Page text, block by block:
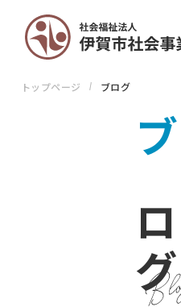
トップページ ブログ
ロ
グ